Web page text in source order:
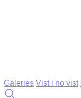
Galeries Vist i no vist